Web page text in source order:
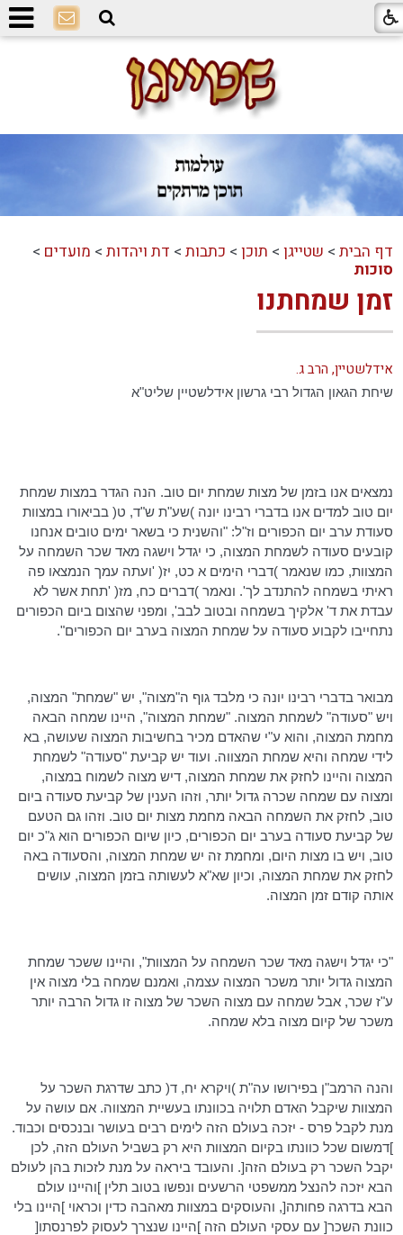
דף הבית > שטייגן > תוכן > כתבות > דת ויהדות > מועדים >
סוכות
זמן שמחתנו
אידלשטיין, הרב ג.
שיחת הגאון הגדול רבי גרשון אידלשטיין שליט"א
נמצאים אנו בזמן של מצות שמחת יום טוב. הנה הגדר במצות שמחת
יום טוב למדים אנו בדברי רבינו יונה )שע"ת ש"ד, ט( בביאורו במצוות
סעודת ערב יום הכפורים וז"ל: "והשנית כי בשאר ימים טובים אנחנו
קובעים סעודה לשמחת המצוה, כי יגדל וישגה מאד שכר השמחה על
המצוות, כמו שנאמר )דברי הימים א כט, יז( 'ועתה עמך הנמצאו פה
ראיתי בשמחה להתנדב לך'. ונאמר )דברים כח, מז( 'תחת אשר לא
עבדת את ד' אלקיך בשמחה ובטוב לבב', ומפני שהצום ביום הכפורים
נתחייבו לקבוע סעודה על שמחת המצוה בערב יום הכפורים".
מבואר בדברי רבינו יונה כי מלבד גוף ה"מצוה", יש "שמחת" המצוה,
ויש "סעודה" לשמחת המצוה. "שמחת המצוה", היינו שמחה הבאה
מחמת המצוה, והוא ע"י שהאדם מכיר בחשיבות המצוה שעושה, בא
לידי שמחה והיא שמחת המצווה. ועוד יש קביעת "סעודה" לשמחת
המצוה והיינו לחזק את שמחת המצוה, דיש מצוה לשמוח במצוה,
ומצוה עם שמחה שכרה גדול יותר, וזהו הענין של קביעת סעודה ביום
טוב, לחזק את השמחה הבאה מחמת מצות יום טוב. וזהו גם הטעם
של קביעת סעודה בערב יום הכפורים, כיון שיום הכפורים הוא ג"כ יום
טוב, ויש בו מצות היום, ומחמת זה יש שמחת המצוה, והסעודה באה
לחזק את שמחת המצוה, וכיון שא"א לעשותה בזמן המצוה, עושים
אותה קודם זמן המצוה.
"כי יגדל וישגה מאד שכר השמחה על המצוות", והיינו ששכר שמחת
המצוה גדול יותר משכר המצוה עצמה, ואמנם שמחה בלי מצוה אין
ע"ז שכר, אבל שמחה עם מצוה השכר של מצוה זו גדול הרבה יותר
משכר של קיום מצוה בלא שמחה.
והנה הרמב"ן בפירושו עה"ת )ויקרא יח, ד( כתב שדרגת השכר על
המצוות שיקבל האדם תלויה בכוונתו בעשיית המצווה. אם עושה על
מנת לקבל פרס - יזכה בעולם הזה לימים רבים בעושר ובנכסים וכבוד.
]דמשום שכל כוונתו בקיום המצוות היא רק בשביל העולם הזה, לכן
יקבל השכר רק בעולם הזה[. והעובד ביראה על מנת לזכות בהן לעולם
הבא יזכה להנצל ממשפטי הרשעים ונפשו בטוב תלין ]והיינו עולם
הבא בדרגה פחותה[, והעוסקים במצוות מאהבה כדין וכראוי ]היינו בלי
כוונת השכר[ עם עסקי העולם הזה ]היינו שנצרך לעסוק לפרנסתו[